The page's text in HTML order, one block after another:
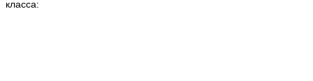
класса: